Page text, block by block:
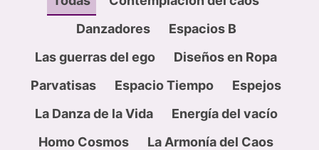
Danzadores
Espacios B
Las guerras del ego
Diseños en Ropa
Parvatisas
Espacio Tiempo
Espejos
La Danza de la Vida
Energía del vacío
Homo Cosmos
La Armonía del Caos